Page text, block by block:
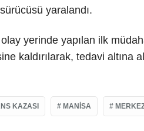
yaralandı.
olay yerinde yapılan ilk
kaldırılarak, tedavi altına
KAZASI MANISA